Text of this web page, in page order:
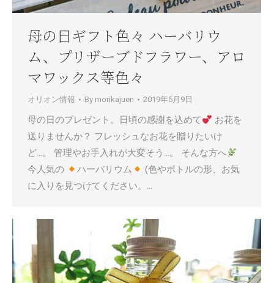
母の日ギフト色々 ハーバリウ
ム、プリザーブドフラワー、アロ
マワックス等色々
オリオン情報 By morikajuen 2019年5月9日
母の日のプレゼント。日頃の感謝を込めて
お花を
送りませんか？ フレッシュなお花を贈りたいけ
ど…。 管理やお手入れが大変そう…。 そんな方へ
今人気の
ハーバリウム
(色やボトルの形、お気
に入りを見つけてください。…